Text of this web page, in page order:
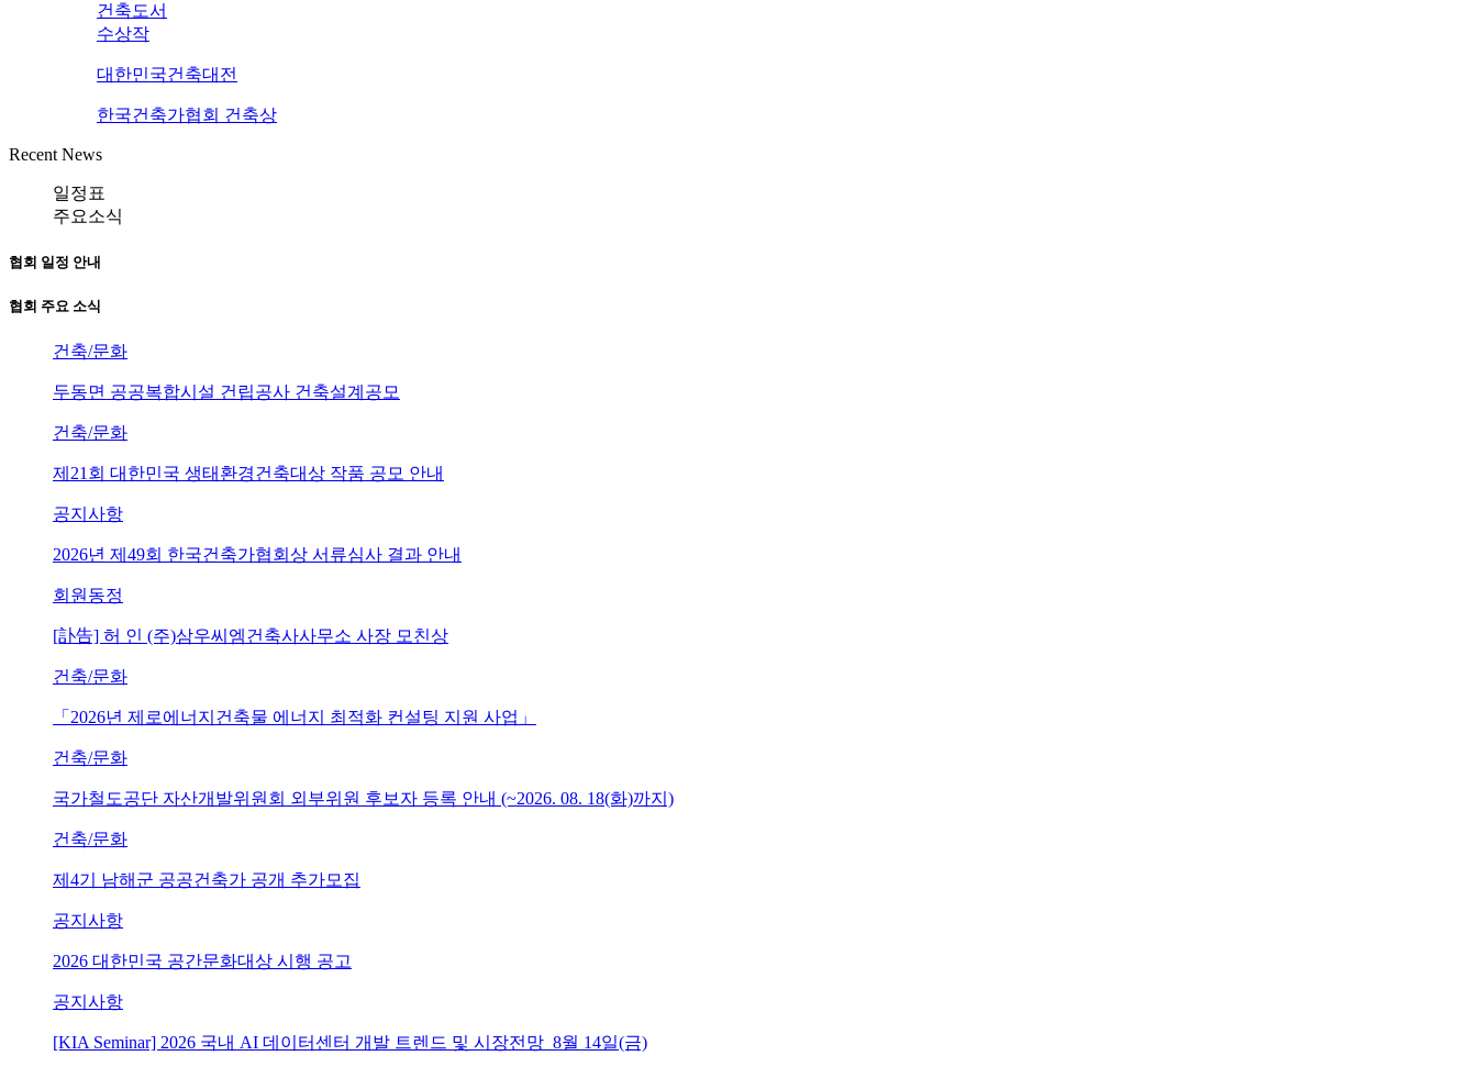
건축도서
수상작
대한민국건축대전
한국건축가협회 건축상
Recent News
일정표
주요소식
협회 일정 안내
협회 주요 소식
건축/문화
두동면 공공복합시설 건립공사 건축설계공모
건축/문화
제21회 대한민국 생태환경건축대상 작품 공모 안내
공지사항
2026년 제49회 한국건축가협회상 서류심사 결과 안내
회원동정
[訃告] 허 인 (주)삼우씨엠건축사사무소 사장 모친상
건축/문화
「2026년 제로에너지건축물 에너지 최적화 컨설팅 지원 사업」
건축/문화
국가철도공단 자산개발위원회 외부위원 후보자 등록 안내 (~2026. 08. 18(화)까지)
건축/문화
제4기 남해군 공공건축가 공개 추가모집
공지사항
2026 대한민국 공간문화대상 시행 공고
공지사항
[KIA Seminar] 2026 국내 AI 데이터센터 개발 트렌드 및 시장전망_8월 14일(금)